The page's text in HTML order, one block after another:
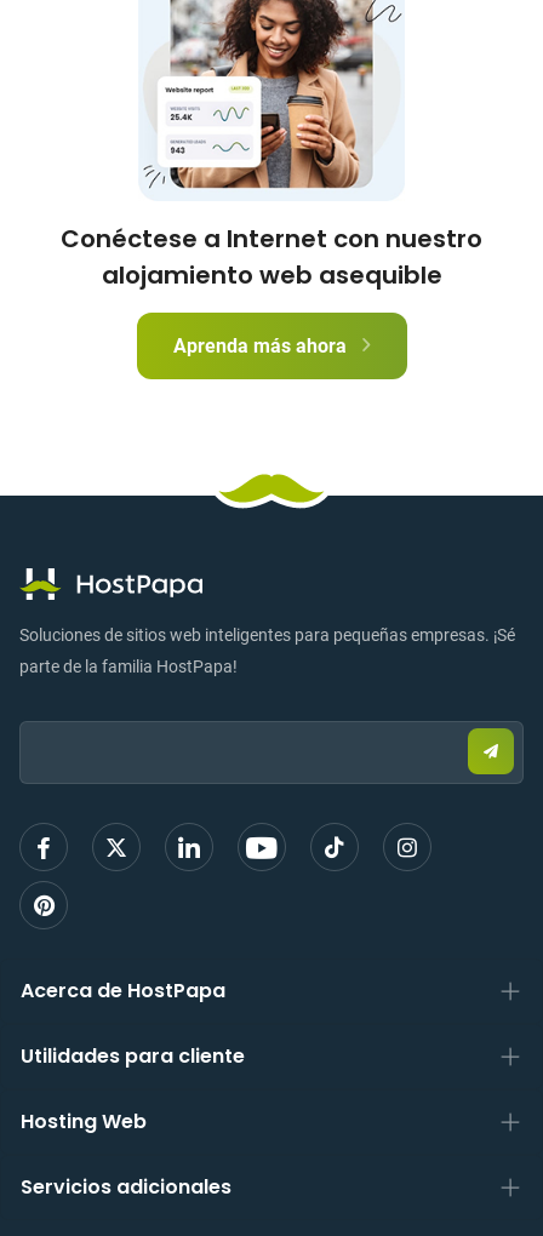
Conéctese a Internet con nuestro
alojamiento web asequible
Aprenda más ahora
Soluciones de sitios web inteligentes para pequeñas empresas. ¡Sé
parte de la familia HostPapa!
Email:
para
Acerca de HostPapa
Utilidades para cliente
Hosting Web
Servicios adicionales